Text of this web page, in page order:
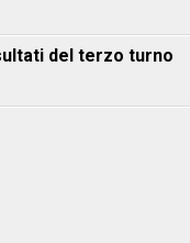
del terzo turno